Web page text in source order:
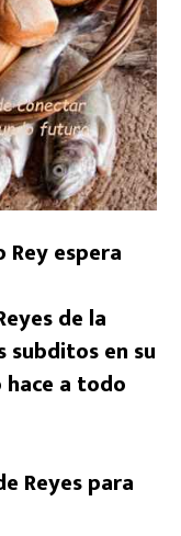
Rey espera
de la
subditos en su
a todo
Reyes para